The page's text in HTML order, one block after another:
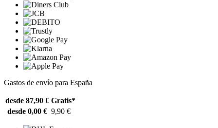
Gastos de envío para España
desde 87,90 € Gratis*
desde 0,00 € 9,90 €